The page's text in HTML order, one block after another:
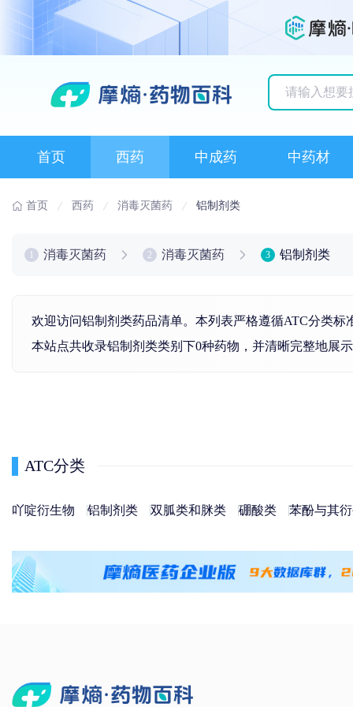
首页 西药 中成药 中药材
首页 西药 消毒灭菌药 铝制剂类
消毒灭菌药 2 消毒灭菌药 3 铝制剂类
欢迎访问铝制剂类药品清单。本列表严格遵循ATC分类
本站点共收录铝制剂类类别下0种药物，并清晰完整地展
ATC分类
吖啶衍生物 铝制剂类 双胍类和脒类 硼酸类 苯酚与其